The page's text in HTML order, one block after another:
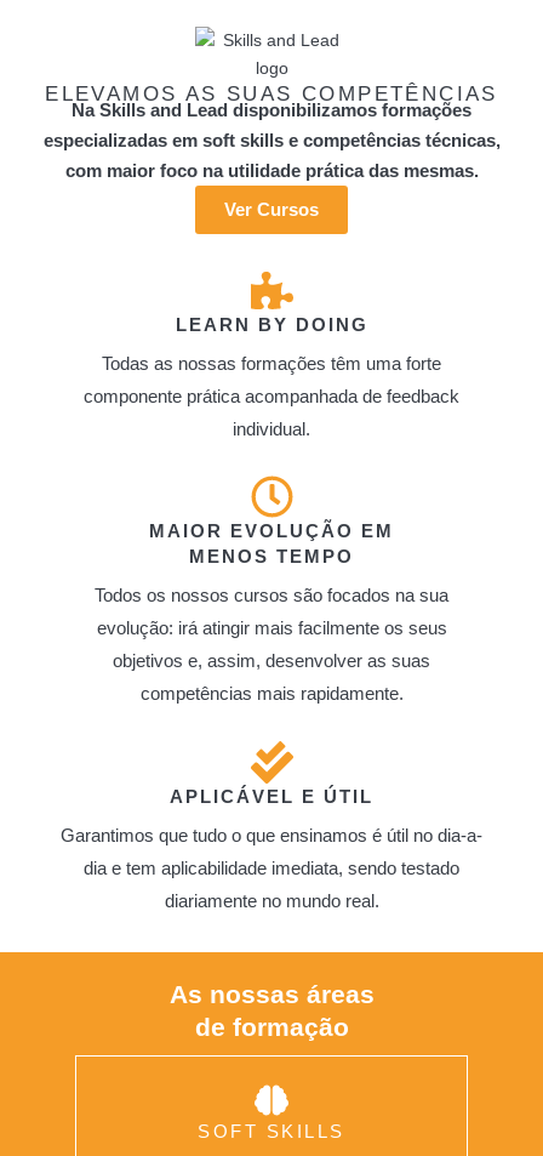
ELEVAMOS AS SUAS COMPETÊNCIAS
Na Skills and Lead disponibilizamos formações
especializadas em soft skills e competências técnicas,
com maior foco na utilidade prática das mesmas.
Ver Cursos
LEARN BY DOING
Todas as nossas formações têm uma forte
componente prática acompanhada de feedback
individual.
MAIOR EVOLUÇÃO EM
MENOS TEMPO
Todos os nossos cursos são focados na sua
evolução: irá atingir mais facilmente os seus
objetivos e, assim, desenvolver as suas
competências mais rapidamente.
APLICÁVEL E ÚTIL
Garantimos que tudo o que ensinamos é útil no dia-a-
dia e tem aplicabilidade imediata, sendo testado
diariamente no mundo real.
As nossas áreas
de formação
SOFT SKILLS